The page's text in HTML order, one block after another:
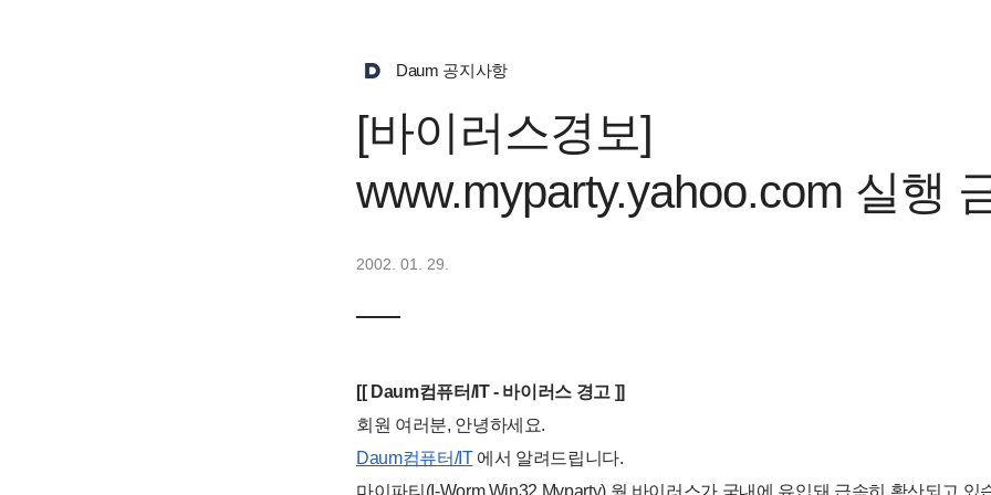
Daum 공지사항
[바이러스경보]
www.myparty.yahoo.com 실행
2002. 01. 29.
[[ Daum컴퓨터/IT - 바이러스 경고 ]]
회원 여러분, 안녕하세요.
Daum컴퓨터/IT에서 알려드립니다.
마이파티(I-Worm.Win32.Myparty) 웜 바이러스가 국내에 유입돼 급속히 확산되고 있